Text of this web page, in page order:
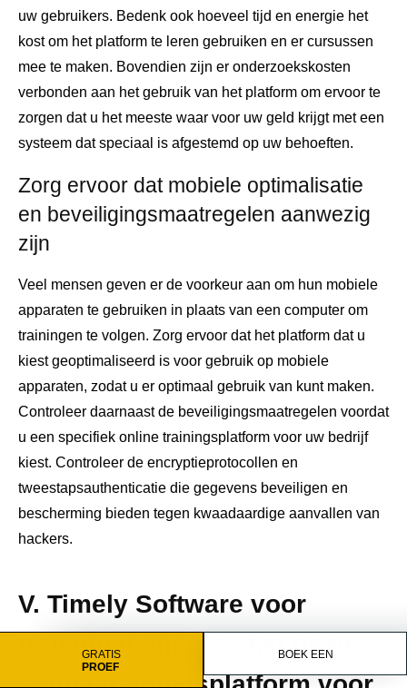
GRATIS
PROEF
BOEK EEN
uw gebruikers. Bedenk ook hoeveel tijd en energie het
kost om het platform te leren gebruiken en er cursussen
mee te maken. Bovendien zijn er onderzoekskosten
verbonden aan het gebruik van het platform om ervoor te
zorgen dat u het meeste waar voor uw geld krijgt met een
systeem dat speciaal is afgestemd op uw behoeften.
Zorg ervoor dat mobiele optimalisatie
en beveiligingsmaatregelen aanwezig
zijn
Veel mensen geven er de voorkeur aan om hun mobiele
apparaten te gebruiken in plaats van een computer om
trainingen te volgen. Zorg ervoor dat het platform dat u
kiest geoptimaliseerd is voor gebruik op mobiele
apparaten, zodat u er optimaal gebruik van kunt maken.
Controleer daarnaast de beveiligingsmaatregelen voordat
u een specifiek online trainingsplatform voor uw bedrijf
kiest. Controleer de encryptieprotocollen en
tweestapsauthenticatie die gegevens beveiligen en
bescherming bieden tegen kwaadaardige aanvallen van
hackers.
V. Timely Software voor
trainingsbeheer is het beste